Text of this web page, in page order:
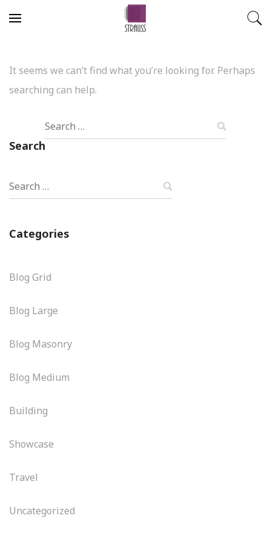
It seems we can’t find what you’re looking for. Perhaps
searching can help.
Search
Categories
Blog Grid
Blog Large
Blog Masonry
Blog Medium
Building
Showcase
Travel
Uncategorized